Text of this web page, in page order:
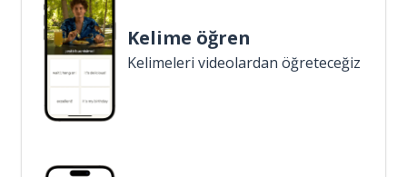
Kelime öğren
Kelimeleri videolardan öğreteceğiz